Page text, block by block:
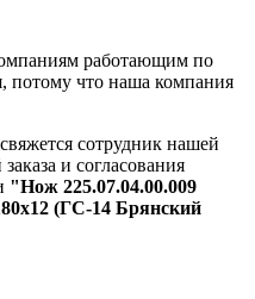
работающим по
потому что наша компания
сотрудник нашей
и согласования
"Нож 225.07.04.00.009
(ГС-14 Брянский